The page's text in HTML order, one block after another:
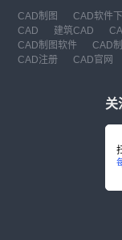
CAD制图 CAD软件
CAD
建筑CAD
CAD制图软件
CAD
CAD注册
CAD官网
关